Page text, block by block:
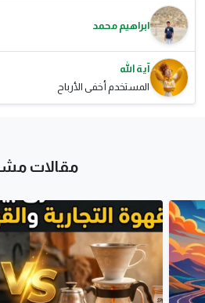
ابراهيم محمد
آية الله
المستخدم أخفى الأرباح
مقالات